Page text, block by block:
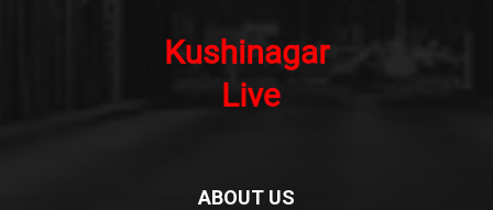
ABOUT US